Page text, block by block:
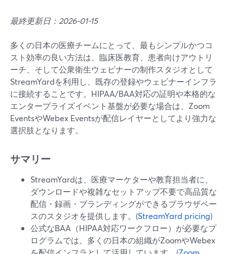
最終更新日：2026-01-15
多くの日本の医療チームにとって、最もシンプルかつコ
スト効率の良い方法は、臨床医教育、患者向けアウトリ
ーチ、そして公衆衛生ウェビナーの制作スタジオとして
StreamYardを利用し、既存の登録やウェビナーインフラ
に接続することです。HIPAA/BAA対応の証明や本格的な
エンタープライズイベント基盤が必要な場合は、Zoom
EventsやWebex Eventsが配信レイヤーとしてより強力な
選択肢となります。
サマリー
StreamYardは、医療マーケターや教育担当者に、
ダウンロードや複雑なセットアップ不要で高品質な
配信・録画・ブランディングができるブラウザベー
スのスタジオを提供します。(StreamYard pricing)
公式なBAA（HIPAA対応ワークフロー）が必要なプ
ログラムでは、多くの日本の組織がZoomやWebex